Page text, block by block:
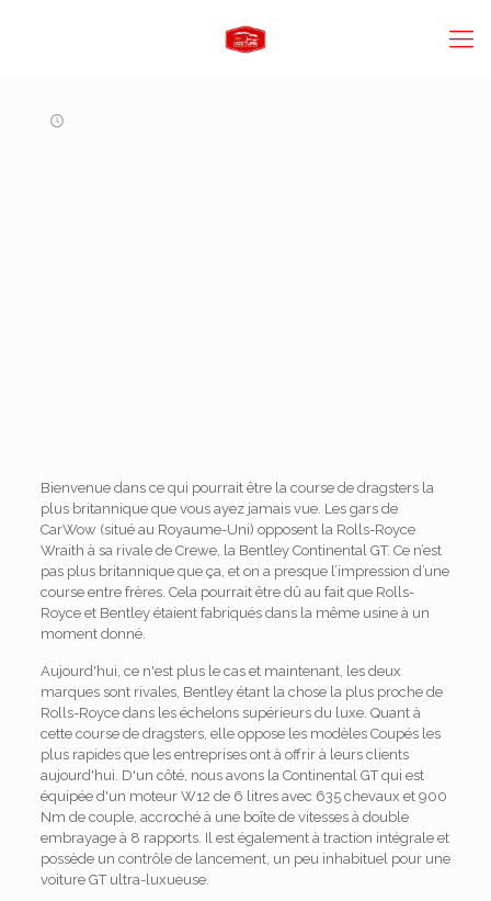
Bienvenue dans ce qui pourrait être la course de dragsters la
plus britannique que vous ayez jamais vue. Les gars de
CarWow (situé au Royaume-Uni) opposent la Rolls-Royce
Wraith à sa rivale de Crewe, la Bentley Continental GT. Ce n’est
pas plus britannique que ça, et on a presque l’impression d’une
course entre frères. Cela pourrait être dû au fait que Rolls-
Royce et Bentley étaient fabriqués dans la même usine à un
moment donné.
Aujourd'hui, ce n'est plus le cas et maintenant, les deux
marques sont rivales, Bentley étant la chose la plus proche de
Rolls-Royce dans les échelons supérieurs du luxe. Quant à
cette course de dragsters, elle oppose les modèles Coupés les
plus rapides que les entreprises ont à offrir à leurs clients
aujourd'hui. D'un côté, nous avons la Continental GT qui est
équipée d'un moteur W12 de 6 litres avec 635 chevaux et 900
Nm de couple, accroché à une boîte de vitesses à double
embrayage à 8 rapports. Il est également à traction intégrale et
possède un contrôle de lancement, un peu inhabituel pour une
voiture GT ultra-luxueuse.